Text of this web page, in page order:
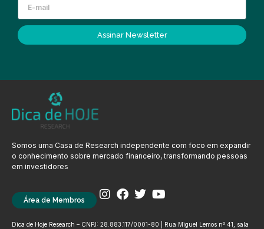
Assinar Newsletter
Somos uma Casa de Research independente com foco em expandir
o conhecimento sobre mercado financeiro, transformando pessoas
em investidores
Área de Membros
Dica de Hoje Research – CNPJ: 28.883.117/0001-80 | Rua Miguel Lemos nº 41, sala